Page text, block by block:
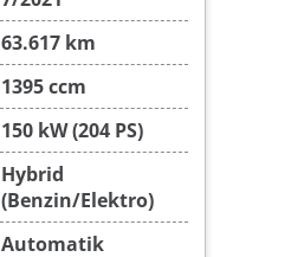
63.617 km
1395 ccm
150 kW (204 PS)
Hybrid
(Benzin/Elektro)
Automatik